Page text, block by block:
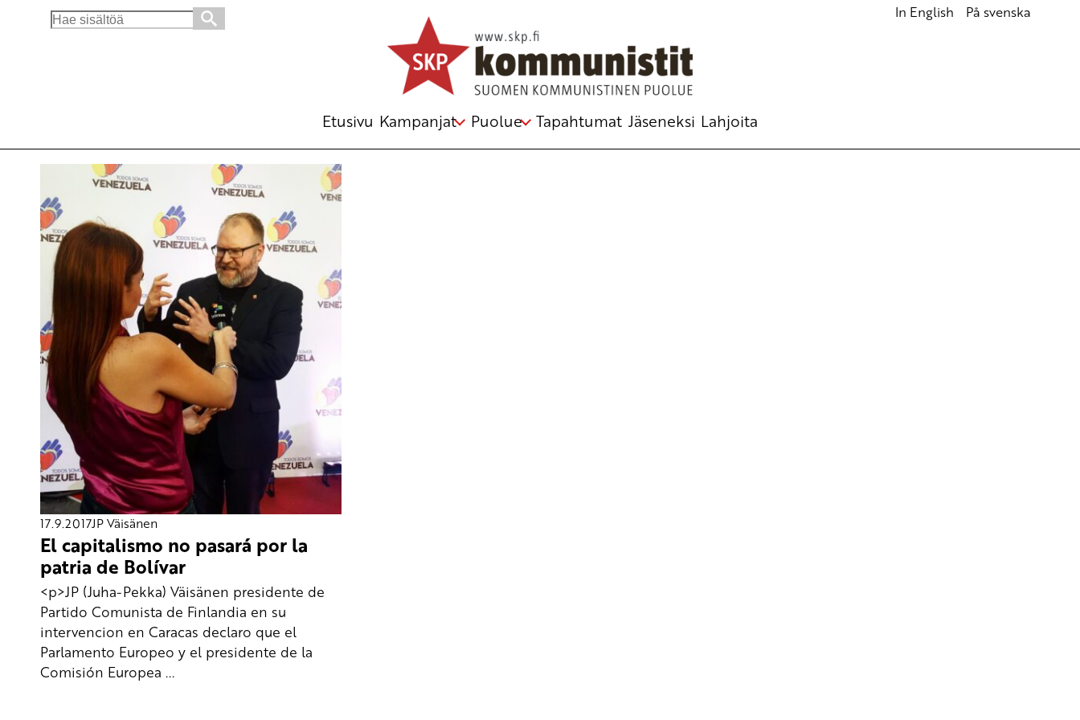
Search
In English På svenska
Etusivu Kampanjat Puolue Tapahtumat Jäseneksi Lahjoita
Avainsana
Juncker
17.9.2017JP Väisänen
El capitalismo no pasará por la
patria de Bolívar
<p>JP (Juha-Pekka) Väisänen presidente de
Partido Comunista de Finlandia en su
intervencion en Caracas declaro que el
Parlamento Europeo y el presidente de la
Comisión Europea ...